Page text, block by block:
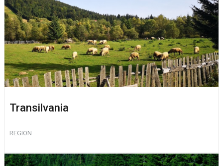
Transilvania
REGION